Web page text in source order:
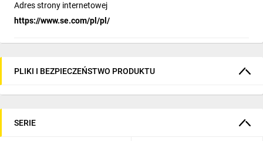
Adres strony internetowej
https://www.se.com/pl/pl/
PLIKI I BEZPIECZEŃSTWO PRODUKTU
SERIE